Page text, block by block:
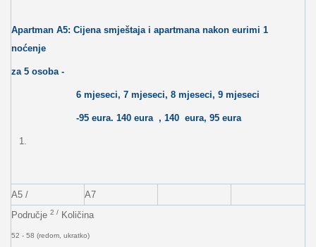
Apartman A5: Cijena smještaja i apartmana nakon eurimi 1
noćenje
za 5 osoba -
6 mjeseci, 7 mjeseci, 8 mjeseci, 9 mjeseci
-95 eura. 140eura , 140 eura, 95 eura
A5 /
A7
Područje 2 /Količina
52 - 58 (redom, ukratko)